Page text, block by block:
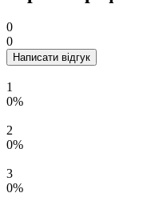
0
0
Написати відгук
1
0%
2
0%
3
0%